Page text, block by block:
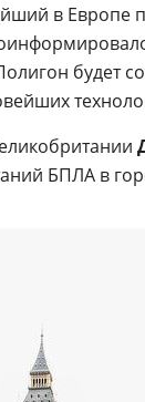
в Европе
будет
БПЛА в